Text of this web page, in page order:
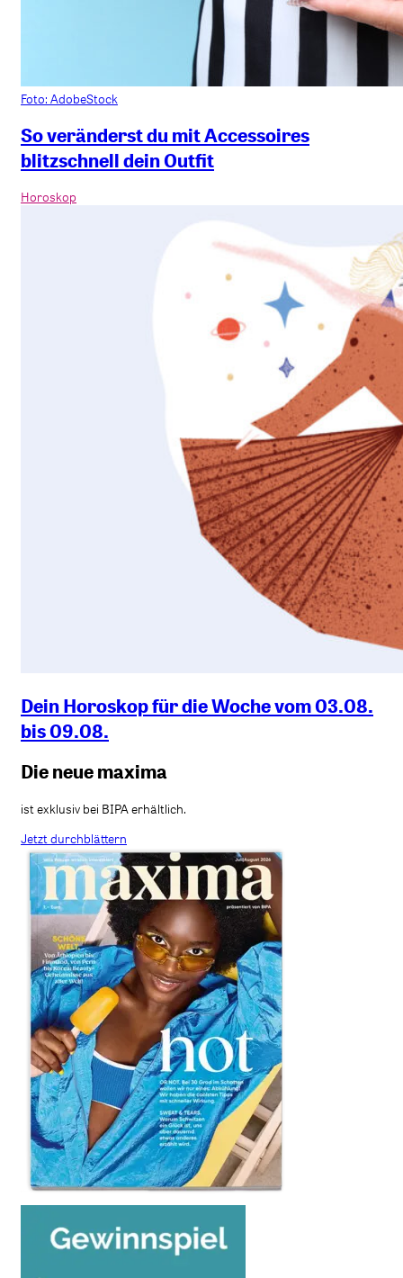
Foto: AdobeStock
So veränderst du mit Accessoires
blitzschnell dein Outfit
Horoskop
Dein Horoskop für die Woche vom 03.08.
bis 09.08.
Die neue maxima
ist exklusiv bei BIPA erhältlich.
Jetzt durchblättern